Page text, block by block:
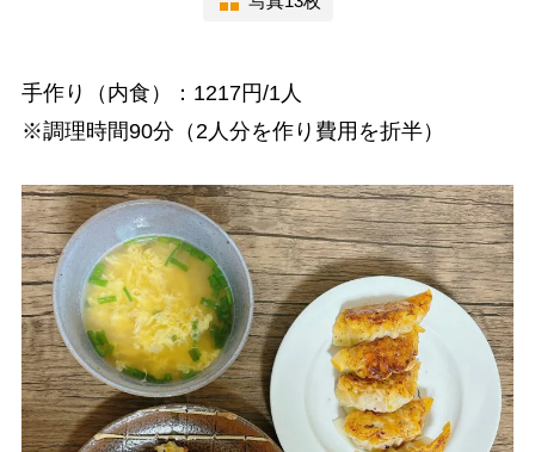
手作り（内食）：1217円/1人
※調理時間90分（2人分を作り費用を折半）